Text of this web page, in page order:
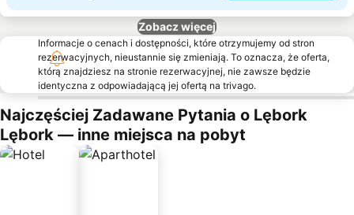
Zobacz więcej
Informacje o cenach i dostępności, które otrzymujemy od stron
rezerwacyjnych, nieustannie się zmieniają. To oznacza, że oferta,
którą znajdziesz na stronie rezerwacyjnej, nie zawsze będzie
identyczna z odpowiadającą jej ofertą na trivago.
Najczęściej Zadawane Pytania o Lębork
Lębork — inne miejsca na pobyt